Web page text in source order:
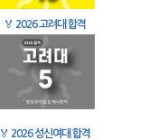
🏅 2026 고려대 합격
🏅 2026 성신여대 합격